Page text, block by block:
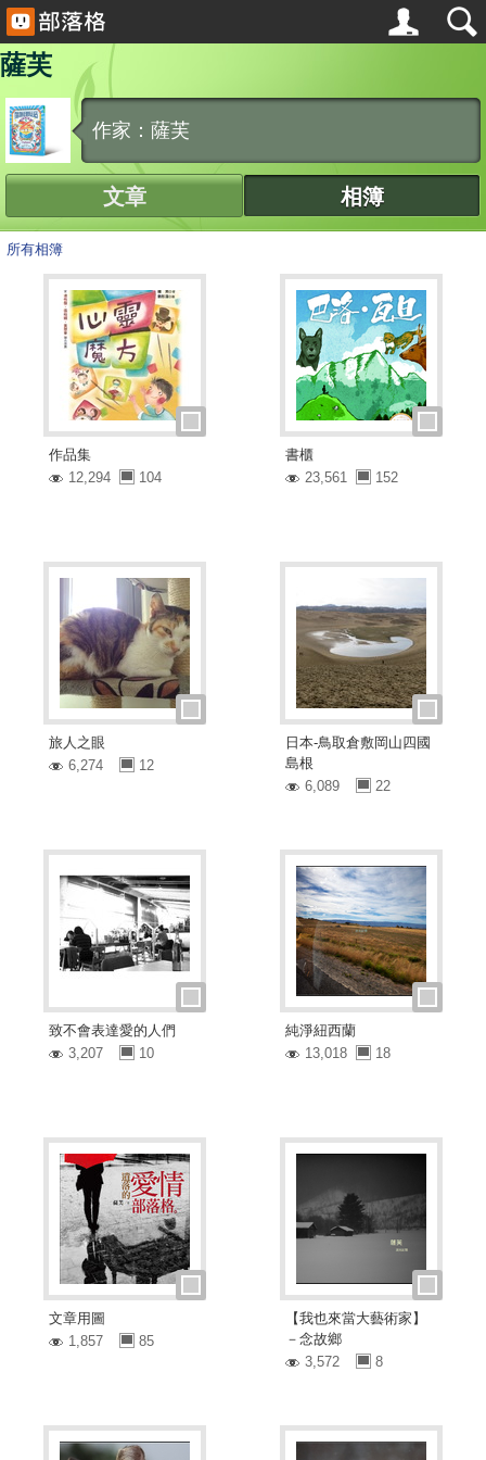
薩芙
作家：薩芙
文章 相簿
所有相簿
作品集
12,294
104
書櫃
23,561
152
旅人之眼
6,274
12
日本-鳥取倉敷岡山四國
島根
6,089
22
致不會表達愛的人們
3,207
10
純淨紐西蘭
13,018
18
文章用圖
1,857
85
【我也來當大藝術家】
－念故鄉
3,572
8